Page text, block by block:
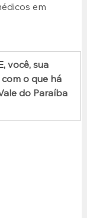
em
, você, sua
o que há
do Paraíba